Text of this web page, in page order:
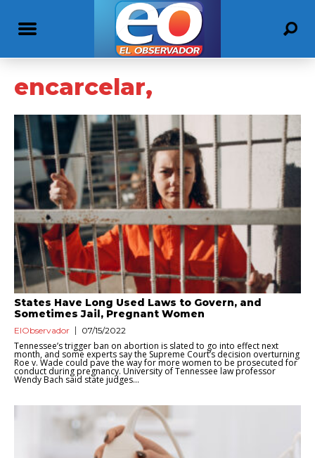
encarcelar,
States Have Long Used Laws to Govern, and
Sometimes Jail, Pregnant Women
ElObservador 07/15/2022
Tennessee’s trigger ban on abortion is slated to go into effect next
month, and some experts say the Supreme Court’s decision overturning
Roe v. Wade could pave the way for more women to be prosecuted for
conduct during pregnancy. University of Tennessee law professor
Wendy Bach said state judges...